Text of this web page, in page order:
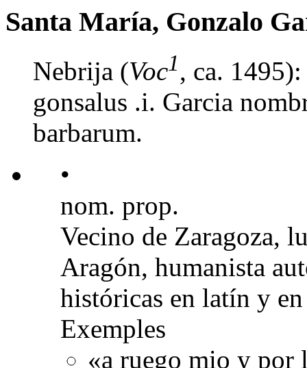
Santa María, Gonzalo
Nebrija (Voc1, ca.
gonsalus .i. Garcia
barbarum.
•
nom. prop.
Vecino de Zaragoza,
Aragón, humanista
históricas en latín y
Exemples
«a ruego mio y por